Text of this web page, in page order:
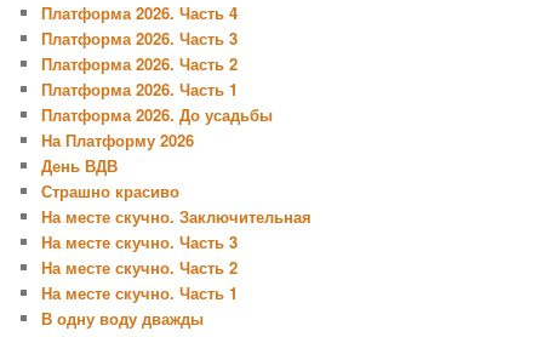
Платформа 2026. Часть 4
Платформа 2026. Часть 3
Платформа 2026. Часть 2
Платформа 2026. Часть 1
Платформа 2026. До усадьбы
На Платформу 2026
День ВДВ
Страшно красиво
На месте скучно. Заключительная
На месте скучно. Часть 3
На месте скучно. Часть 2
На месте скучно. Часть 1
В одну воду дважды